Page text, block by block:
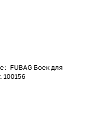
: FUBAG Боек для
100156